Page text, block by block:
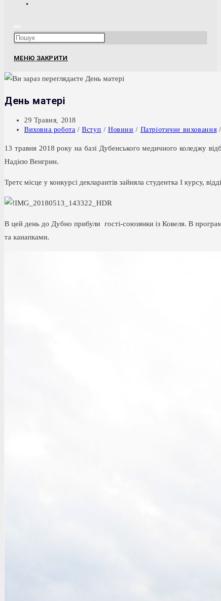
веб-
сайті
close
МЕНЮ ЗАКРИТИ
День матері
Запис
опубліковано:
29 Травня, 2018
Категорія
Виховна робота / Вступ / Новини / Патріотичне виховання /
13 травня 2018 року на базі Дубенського медичного коледжу
Надією Венгрин.
Третє місце у конкурсі декларантів зайняла студентка І курсу,
В цей день до Дубно прибули гості-союзянки із Ковеля. В
та канапками.